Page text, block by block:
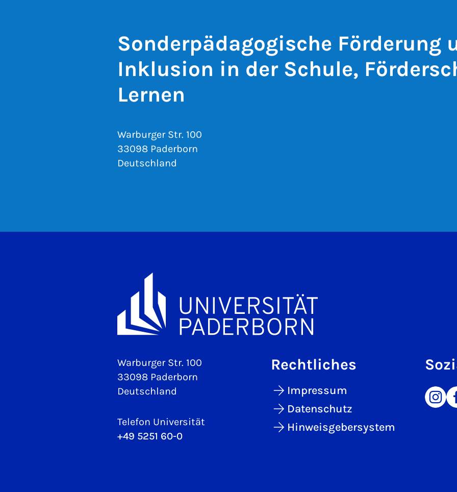
Sonderpädagogische Förderung
Inklusion in der Schule,
Lernen
Warburger Str. 100
33098 Paderborn
Deutschland
Warburger Str. 100
33098 Paderborn
Deutschland
Telefon Universität
+49 5251 60-0
Rechtliches
Impressum
Datenschutz
Hinweisgebersystem